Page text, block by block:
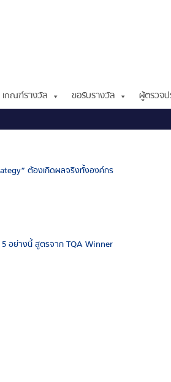
เกณฑ์รางวัล ขอรับรางวัล ผู้ตรวจป
ต้องเกิดผลจริงทั้งองค์กร
อย่างนี้ สูตรจาก TQA Winner